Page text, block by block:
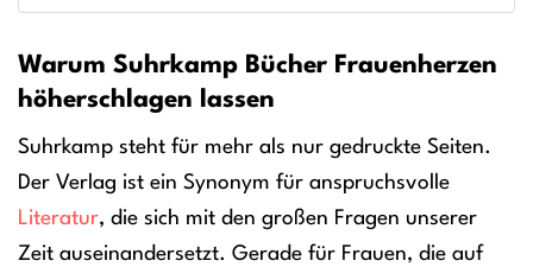
Warum Suhrkamp Bücher Frauenherzen
höherschlagen lassen
Suhrkamp steht für mehr als nur gedruckte Seiten.
Der Verlag ist ein Synonym für anspruchsvolle
Literatur, die sich mit den großen Fragen unserer
Zeit auseinandersetzt. Gerade für Frauen, die auf